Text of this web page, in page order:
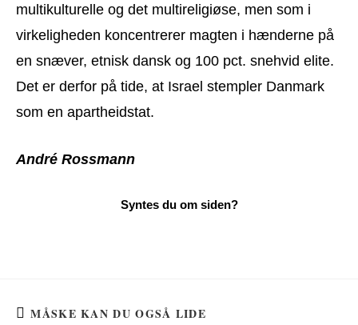
multikulturelle og det multireligiøse, men som i
virkeligheden koncentrerer magten i hænderne på
en snæver, etnisk dansk og 100 pct. snehvid elite.
Det er derfor på tide, at Israel stempler Danmark
som en apartheidstat.
André Rossmann
MÅSKE KAN DU OGSÅ LIDE